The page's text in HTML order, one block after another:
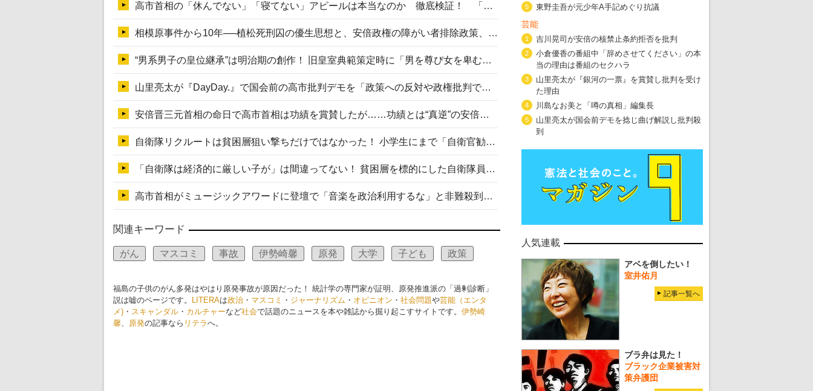
高市首相の「休んでない」「寝てない」アピールは本当なのか 徹底検証！ 「資料読み込み」「アイロンがけ」も矛盾だらけ…
相模原事件から10年──植松死刑囚の優生思想と、安倍政権の障がい者排除政策、右派勢力の差別主義との関係を改めて問う
“男系男子の皇位継承”は明治期の創作！ 旧皇室典範策定時に「男を尊び女を卑むの慣習、人民の脳髄」とトンデモ論で女性天皇を否定
山里亮太が『DayDay.』で国会前の高市批判デモを「政策への反対や政権批判でない」と捻じ曲げ解説 デモ参加者から批判殺到
安倍晋三元首相の命日で高市首相は功績を賞賛したが……功績とは“真逆”の安倍元首相のトンデモ発言を振り返る
自衛隊リクルートは貧困層狙い撃ちだけではなかった！ 小学生にまで「自衛官勧誘」目的のパンフレット作成
「自衛隊は経済的に厳しい子が」は間違ってない！ 貧困層を標的にした自衛隊員募集、やす子、山上被告も…日本でも進む“経済的徴兵制”
高市首相がミュージックアワードに登壇で「音楽を政治利用するな」と非難殺到！ MAJの国策的本質を批判する声も
関連キーワード
がん マスコミ 事故 伊勢崎馨 原発 大学 子ども 政策
福島の子供のがん多発はやはり原発事故が原因だった！ 統計学の専門家が証明、原発推進派の「過剰診断」
説は嘘のページです。
LITERAは政治 ・ マスコミ ・ ジャーナリズム ・ オピニオン ・ 社会問題や芸能（エンタ
メ) ・ スキャンダル ・ カルチャーなど社会で話題のニュースを本や雑誌から掘り起こすサイトです。 伊勢崎
馨、 原発の記事なら リテラへ。
5 東野圭吾が元少年A手記めぐり抗議
芸能
1 吉川晃司が安倍の核禁止条約拒否を批判
2
小倉優香の番組中「辞めさせてください」の本
当の理由は番組のセクハラ
3
山里亮太が『銀河の一票』を賞賛し批判を受け
た理由
4 川島なお美と「噂の真相」編集長
5
山里亮太が国会前デモを捻じ曲げ解説し批判殺
到
人気連載
アベを倒したい！
室井佑月
記事一覧へ
ブラ弁は見た！
ブラック企業被害対
策弁護団